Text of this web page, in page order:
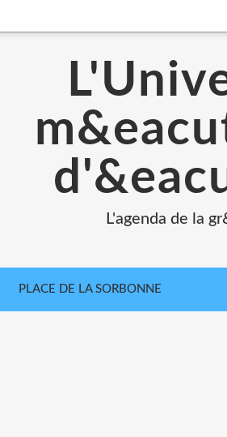
L'agenda de la
PLACE DE LA SORBONNE